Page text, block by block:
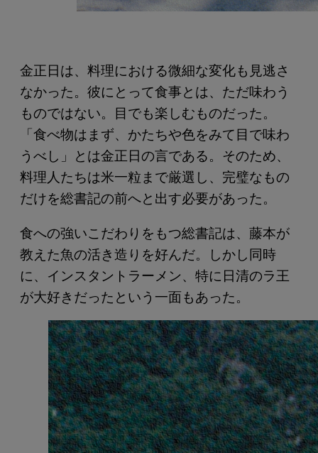
金正日は、料理における微細な変化も見逃さ
なかった。彼にとって食事とは、ただ味わう
ものではない。目でも楽しむものだった。
「食べ物はまず、かたちや色をみて目で味わ
うべし」とは金正日の言である。そのため、
料理人たちは米一粒まで厳選し、完璧なもの
だけを総書記の前へと出す必要があった。
食への強いこだわりをもつ総書記は、藤本が
教えた魚の活き造りを好んだ。しかし同時
に、インスタントラーメン、特に日清のラ王
が大好きだったという一面もあった。